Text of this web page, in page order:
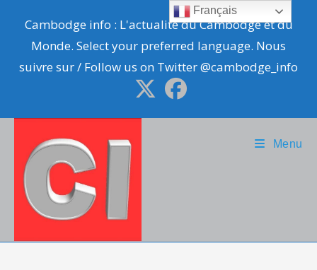
content
Cambodge info : L'actualité du Cambodge et du
Monde. Select your preferred language. Nous
suivre sur / Follow us on Twitter @cambodge_info
Menu
Français